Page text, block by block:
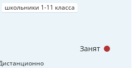
школьники 1-11 класса
Занят